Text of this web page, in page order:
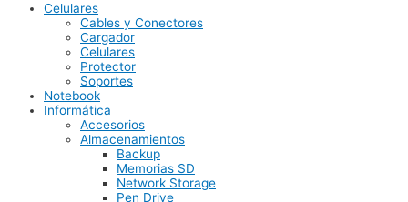
Celulares
Cables y Conectores
Cargador
Celulares
Protector
Soportes
Notebook
Informática
Accesorios
Almacenamientos
Backup
Memorias SD
Network Storage
Pen Drive